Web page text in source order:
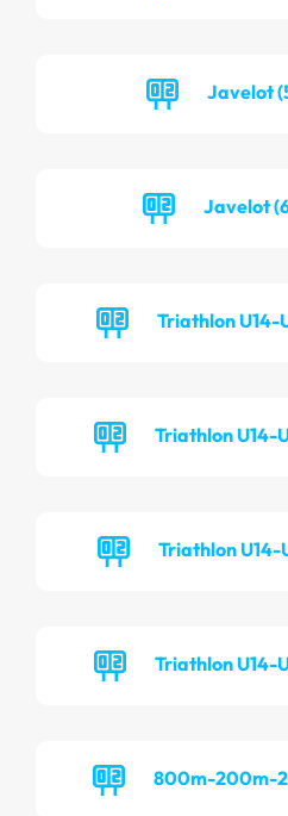
Javelot
Javelot
Triathlon U14-
Triathlon U14-
Triathlon U14-
Triathlon U14-
800m-200m-